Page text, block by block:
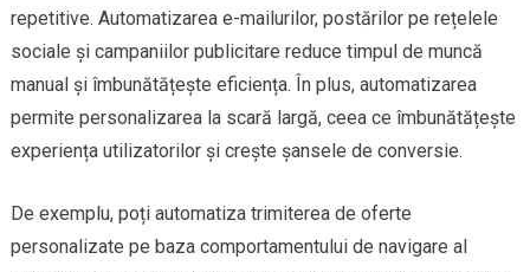
repetitive. Automatizarea e-mailurilor, postărilor pe rețelele
sociale și campaniilor publicitare reduce timpul de muncă
manual și îmbunătățește eficiența. În plus, automatizarea
permite personalizarea la scară largă, ceea ce îmbunătățește
experiența utilizatorilor și crește șansele de conversie.
De exemplu, poți automatiza trimiterea de oferte
personalizate pe baza comportamentului de navigare al